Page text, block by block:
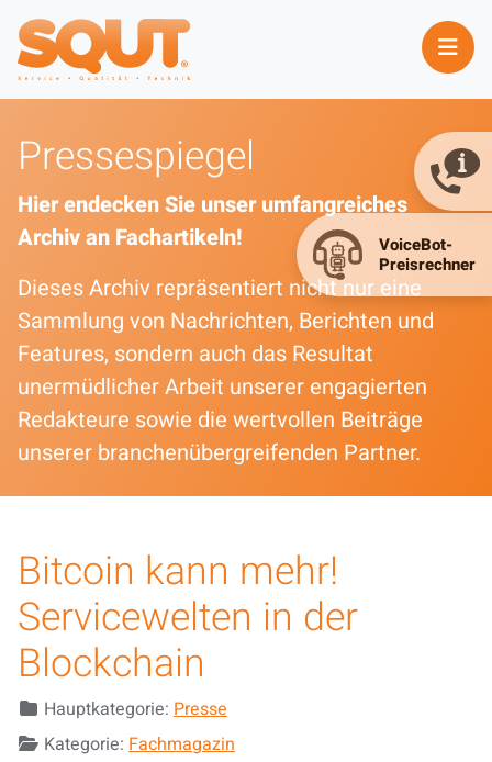
Pressespiegel
Hier endecken Sie unser umfangreiches
Archiv an Fachartikeln!
Dieses Archiv repräsentiert nicht nur eine
Sammlung von Nachrichten, Berichten und
Features, sondern auch das Resultat
unermüdlicher Arbeit unserer engagierten
Redakteure sowie die wertvollen Beiträge
unserer branchenübergreifenden Partner.
Bitcoin kann mehr!
Servicewelten in der
Blockchain
DetailsHauptkategorie: Presse
Kategorie: Fachmagazin